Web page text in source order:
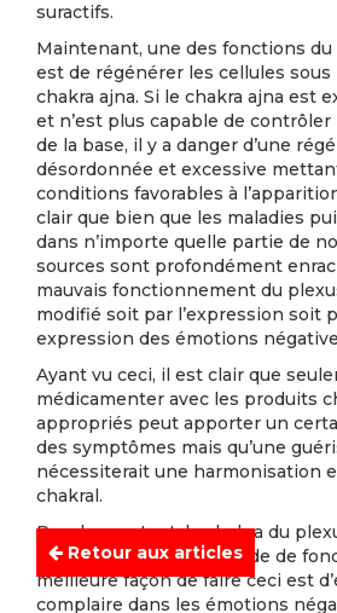
Retour aux articles
suractifs.
Maintenant, une des fonctions du
est de régénérer les cellules
chakra ajna. Si le chakra ajna est
et n’est plus capable de contrôler
de la base, il y a danger d’une
désordonnée et excessive
conditions favorables à
clair que bien que les maladies
dans n’importe quelle partie de
sources sont profondément
mauvais fonctionnement du
modifié soit par l’expression soit
expression des émotions
Ayant vu ceci, il est clair que
médicamenter avec les produits
appropriés peut apporter un
des symptômes mais qu’une
nécessiterait une harmonisation
chakral.
Par-dessus tout, le chakra du
être gardé en parfait mode de
meilleure façon de faire ceci est
complaire dans les émotions